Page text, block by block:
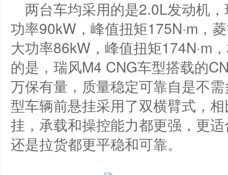
两台车均采用的是2.0L发动机
功率90kW，峰值扭矩175N·m，
大功率86kW，峰值扭矩174N·m
的是，瑞风M4 CNG车型搭载的
万保有量，质量稳定可靠自是不
型车辆前悬挂采用了双横臂式，
挂，承载和操控能力都更强，更
还是拉货都更平稳和可靠。